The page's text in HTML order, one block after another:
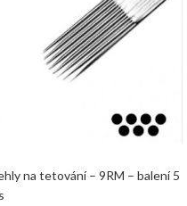
na tetování – 9RM – balení 5